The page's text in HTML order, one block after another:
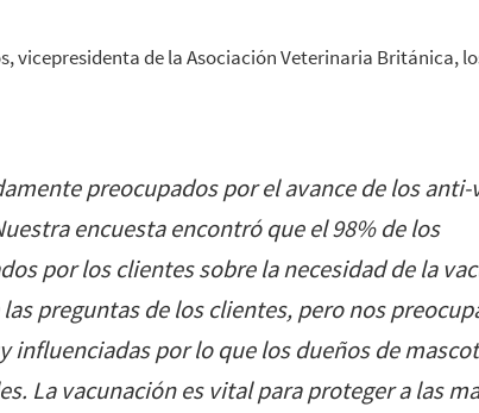
vicepresidenta de la Asociación Veterinaria Británica,
preocupados por el avance de los anti-
encuesta encontró que el 98% de los
por los clientes sobre la necesidad de la
preguntas de los clientes, pero nos
influenciadas por lo que los dueños de
La vacunación es vital para proteger a las